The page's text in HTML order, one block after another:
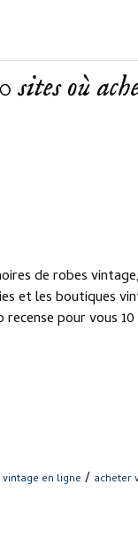
sites où
de robes
et les boutiques
pour vous
en ligne / acheter